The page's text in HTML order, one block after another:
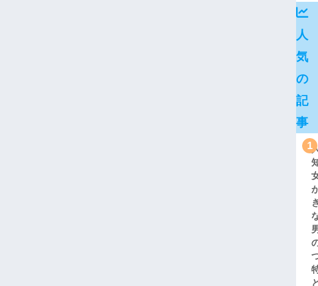
人
気
の
記
事
1